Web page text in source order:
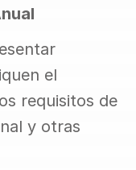
el
requisitos de
y otras